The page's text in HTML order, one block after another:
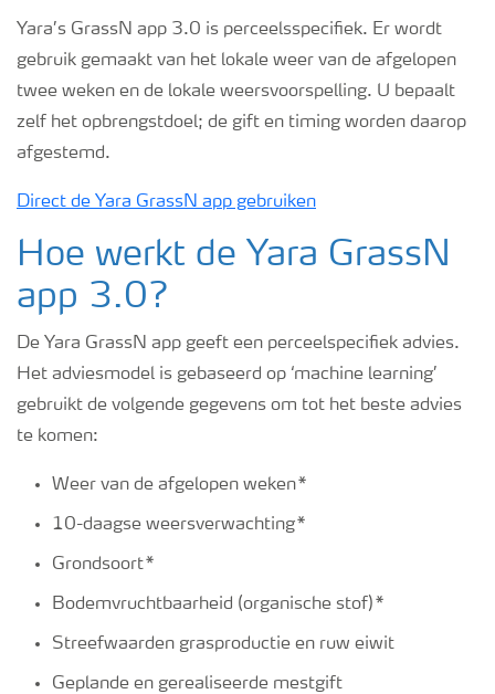
Yara’s GrassN app 3.0 is perceelsspecifiek. Er wordt
gebruik gemaakt van het lokale weer van de afgelopen
twee weken en de lokale weersvoorspelling. U bepaalt
zelf het opbrengstdoel; de gift en timing worden daarop
afgestemd.
Direct de Yara GrassN app gebruiken
Hoe werkt de Yara GrassN
app 3.0?
De Yara GrassN app geeft een perceelspecifiek advies.
Het adviesmodel is gebaseerd op ‘machine learning’
gebruikt de volgende gegevens om tot het beste advies
te komen:
Weer van de afgelopen weken*
10-daagse weersverwachting*
Grondsoort*
Bodemvruchtbaarheid (organische stof)*
Streefwaarden grasproductie en ruw eiwit
Geplande en gerealiseerde mestgift